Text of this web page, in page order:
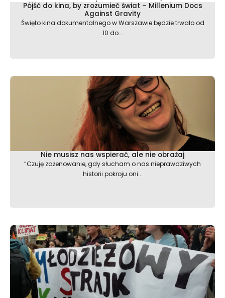
Pójść do kina, by zrozumieć świat – Millenium Docs
Against Gravity
Święto kina dokumentalnego w Warszawie będzie trwało od
10 do...
Nie musisz nas wspierać, ale nie obrażaj
“Czuję zażenowanie, gdy słucham o nas nieprawdziwych
historii pokroju oni...